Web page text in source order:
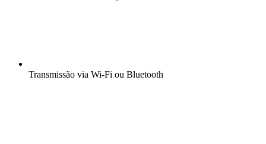
Transmissão via Wi-Fi ou Bluetooth